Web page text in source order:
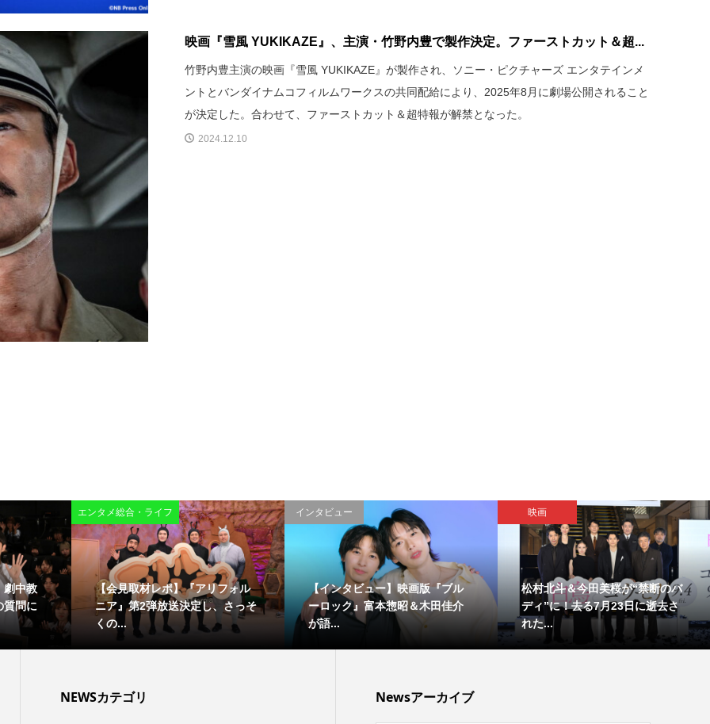
映画『雪風 YUKIKAZE』、主演・竹野内豊で製作決定。ファーストカット＆超...
竹野内豊主演の映画『雪風 YUKIKAZE』が製作され、ソニー・ピクチャーズ エンタテインメ
ントとバンダイナムコフィルムワークスの共同配給により、2025年8月に劇場公開されること
が決定した。合わせて、ファーストカット＆超特報が解禁となった。
2024.12.10
劇中教
質問に
エンタメ総合・ライフ
【会見取材レポ】『アリフォル
ニア』第2弾放送決定し、さっそ
くの...
インタビュー
【インタビュー】映画版『ブル
ーロック』富本惣昭＆木田佳介
が語...
映画
松村北斗＆今田美桜が“禁断のバ
ディ”に！去る7月23日に逝去さ
れた...
NEWSカテゴリ Newsアーカイブ